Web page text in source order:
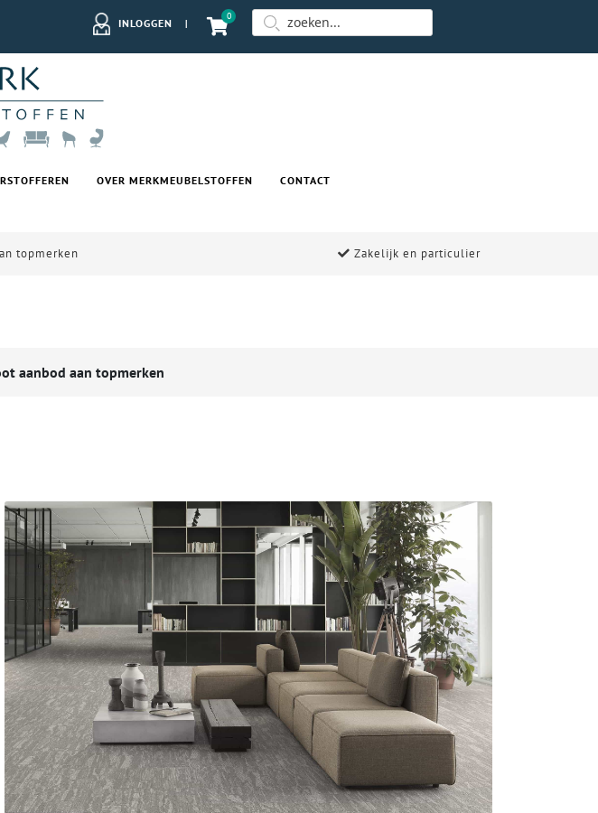
INLOGGEN |
0
OVER MERKMEUBELSTOFFEN CONTACT
topmerken Zakelijk en particulier
aanbod aan topmerken